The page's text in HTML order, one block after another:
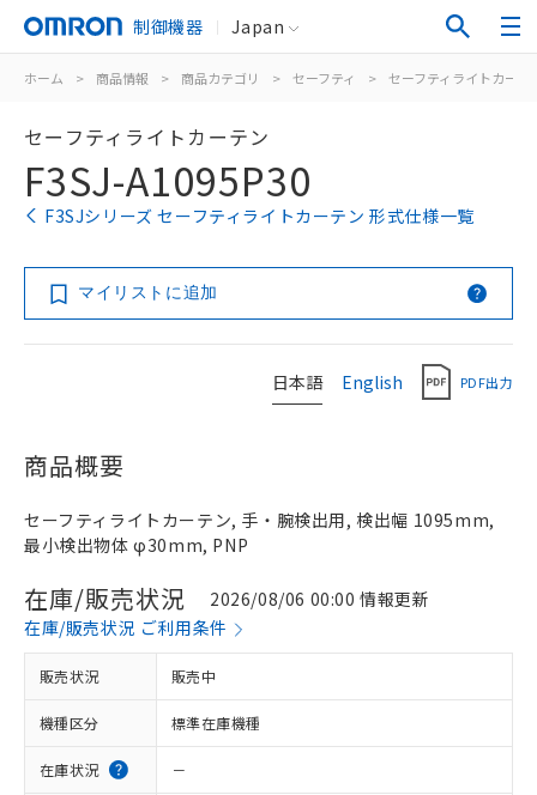
制御機器 Japan
ホーム > 商品情報 > 商品カテゴリ > セーフティ > セーフティライトカー
セーフティライトカーテン
F3SJ-A1095P30
F3SJシリーズ セーフティライトカーテン 形式仕様一覧
マイリストに追加
日本語 English PDF出力
商品概要
セーフティライトカーテン, 手・腕検出用, 検出幅 1095mm,
最小検出物体 φ30mm, PNP
在庫/販売状況
2026/08/06 00:00 情報更新
在庫/販売状況 ご利用条件
販売状況 販売中
機種区分 標準在庫機種
在庫状況 －